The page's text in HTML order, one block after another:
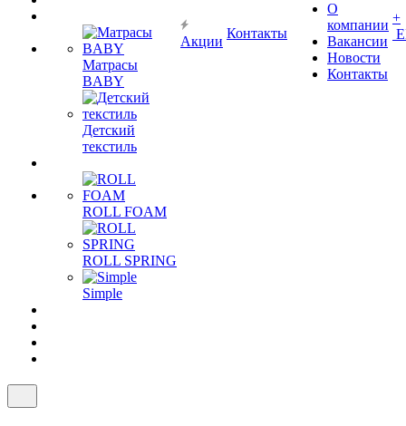
Матрасы
BABY
Детский
текстиль
ROLL FOAM
ROLL SPRING
Simple
Акции
Контакты
О
компании
Вакансии
Новости
Контакты
+